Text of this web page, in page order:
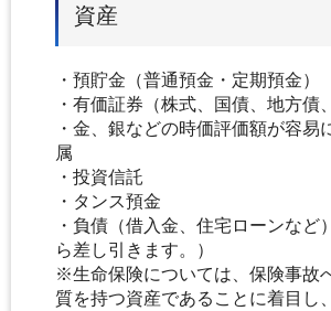
資産
・預貯金（普通預金・定期預金）
・有価証券（株式、国債、地方債
・金、銀などの時価評価額が容易
属
・投資信託
・タンス預金
・負債（借入金、住宅ローンなど
ら差し引きます。）
※生命保険については、保険事故
質を持つ資産であることに着目し